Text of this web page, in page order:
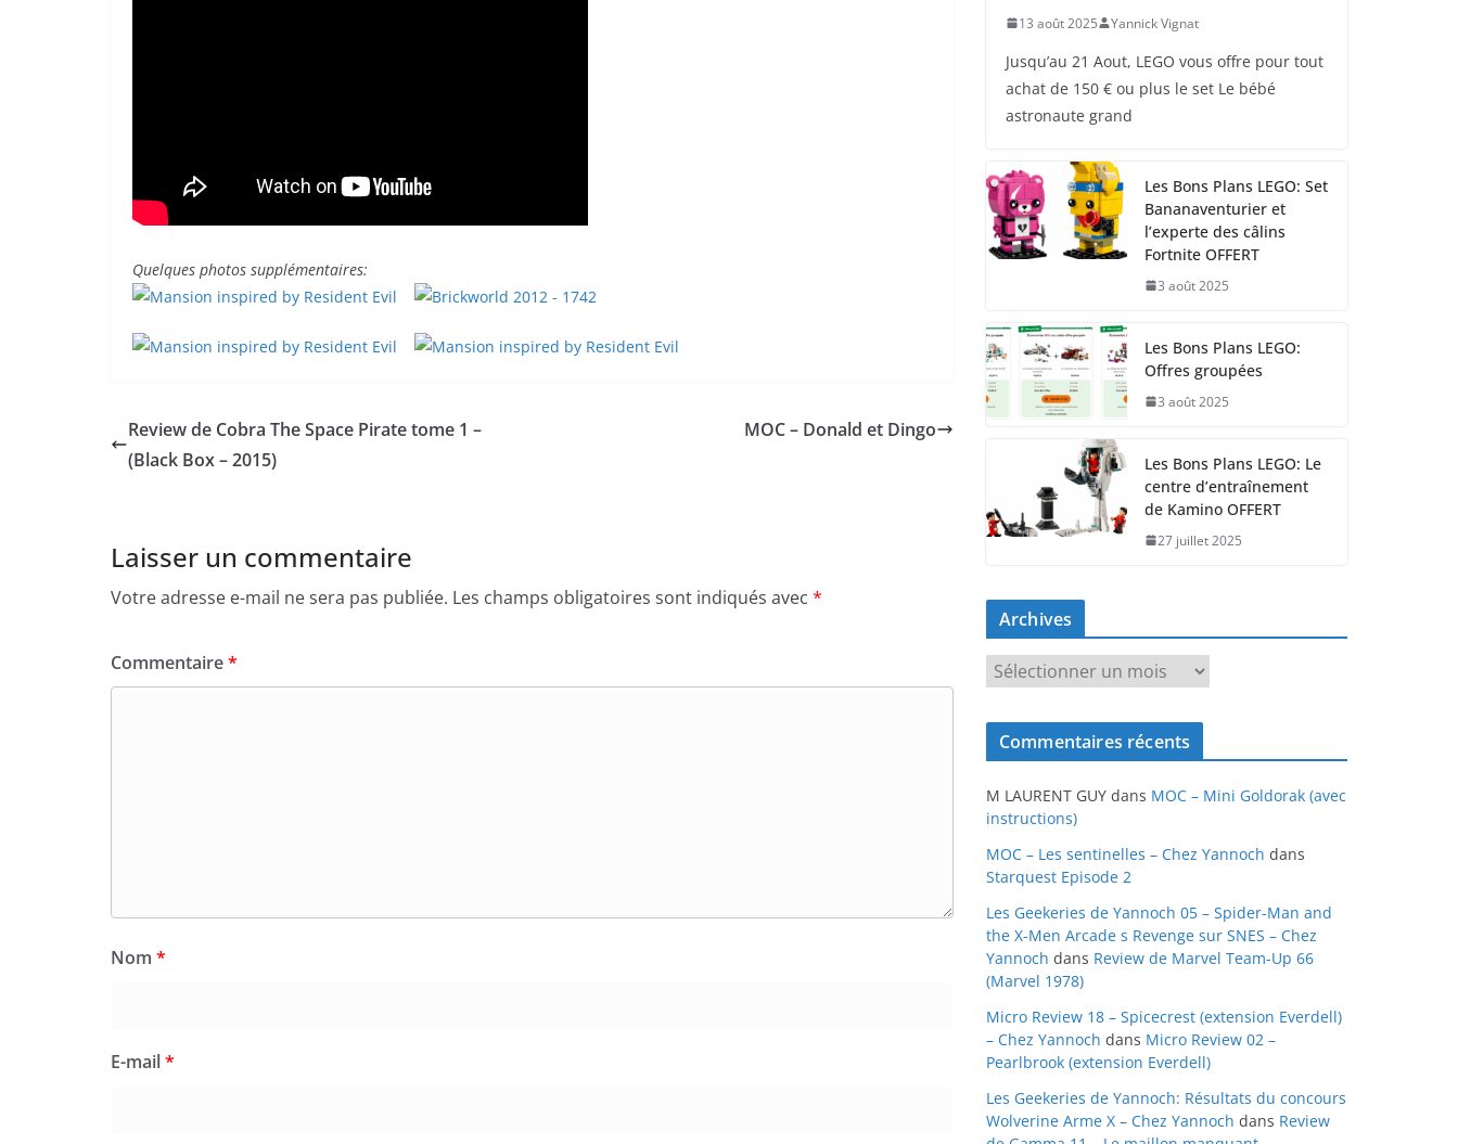
Quelques photos supplémentaires:
Review de Cobra The Space Pirate tome 1 –
(Black Box – 2015)
MOC – Donald et Dingo
Laisser un commentaire
Votre adresse e-mail ne sera pas publiée. Les champs obligatoires sont indiqués avec *
Commentaire*
Nom *
E-mail*
13 août 2025 Yannick Vignat
Jusqu’au 21 Aout, LEGO vous offre pour tout
achat de 150 € ou plus le set Le bébé
astronaute grand
Les Bons Plans LEGO: Set
Bananaventurier et
l’experte des câlins
Fortnite OFFERT
3 août 2025
Les Bons Plans LEGO:
Offres groupées
3 août 2025
Les Bons Plans LEGO: Le
centre d’entraînement
de Kamino OFFERT
27 juillet 2025
Archives
r
c
v
e
s
Commentaires récents
M LAURENT GUY dans MOC – Mini Goldorak (avec
instructions)
MOC – Les sentinelles – Chez Yannoch dans
Starquest Episode 2
Les Geekeries de Yannoch 05 – Spider-Man and
the X-Men Arcade s Revenge sur SNES – Chez
Yannoch dans Review de Marvel Team-Up 66
(Marvel 1978)
Micro Review 18 – Spicecrest (extension Everdell)
– Chez Yannoch dans Micro Review 02 –
Pearlbrook (extension Everdell)
Les Geekeries de Yannoch: Résultats du concours
Wolverine Arme X – Chez Yannoch dans Review